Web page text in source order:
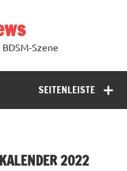
Szene
SEITENLEISTE
2022